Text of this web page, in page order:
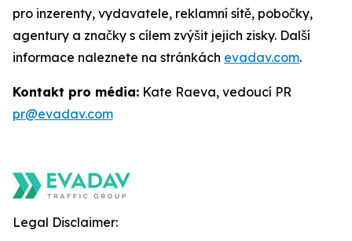
pro inzerenty, vydavatele, reklamní sítě, pobočky,
agentury a značky s cílem zvýšit jejich zisky. Další
informace naleznete na stránkách evadav.com.
Kontakt pro média: Kate Raeva, vedoucí PR
pr@evadav.com
Legal Disclaimer: